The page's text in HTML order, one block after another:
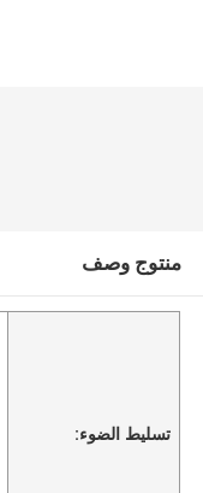
منتوج وصف
تسليط الضوء: